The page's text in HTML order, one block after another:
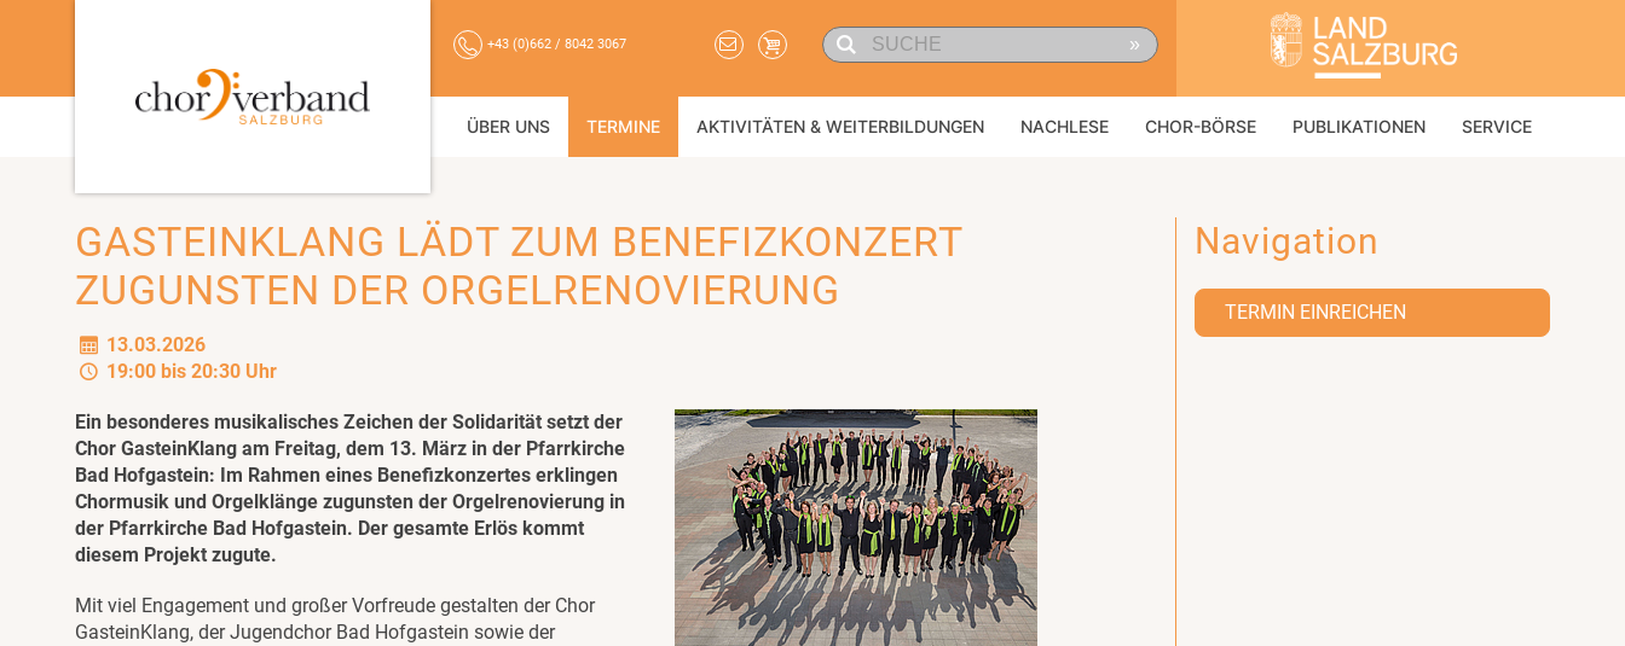
+43 (0)662 / 8042 3067 »
ÜBER UNS TERMINE AKTIVITÄTEN & WEITERBILDUNGEN NACHLESE CHOR-BÖRSE PUBLIKATIONEN SERVICE
GASTEINKLANG LÄDT ZUM BENEFIZKONZERT
ZUGUNSTEN DER ORGELRENOVIERUNG
13.03.2026
19:00 bis 20:30 Uhr
Ein besonderes musikalisches Zeichen der Solidarität setzt der
Chor GasteinKlang am Freitag, dem 13. März in der Pfarrkirche
Bad Hofgastein: Im Rahmen eines Benefizkonzertes erklingen
Chormusik und Orgelklänge zugunsten der Orgelrenovierung in
der Pfarrkirche Bad Hofgastein. Der gesamte Erlös kommt
diesem Projekt zugute.
Mit viel Engagement und großer Vorfreude gestalten der Chor
GasteinKlang, der Jugendchor Bad Hofgastein sowie der
Navigation
TERMIN EINREICHEN